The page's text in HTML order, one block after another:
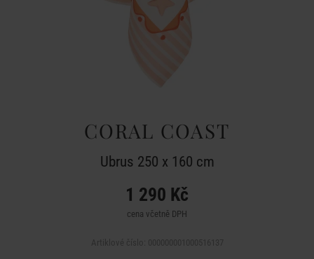
CORAL COAST
Ubrus 250 x 160 cm
1 290 Kč
cena včetně DPH